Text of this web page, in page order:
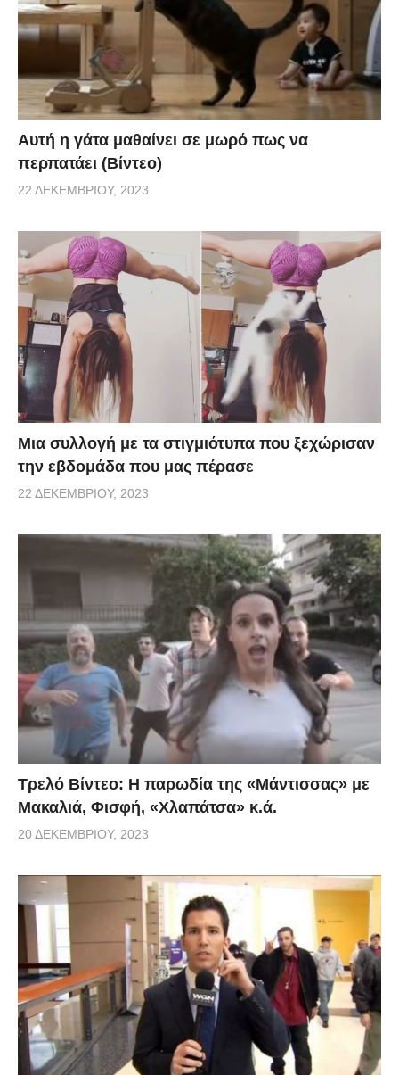
Αυτή η γάτα μαθαίνει σε μωρό πως να
περπατάει (Βίντεο)
22 ΔΕΚΕΜΒΡΊΟΥ, 2023
Μια συλλογή με τα στιγμιότυπα που ξεχώρισαν
την εβδομάδα που μας πέρασε
22 ΔΕΚΕΜΒΡΊΟΥ, 2023
Τρελό Βίντεο: H παρωδία της «Μάντισσας» με
Μακαλιά, Φισφή, «Χλαπάτσα» κ.ά.
20 ΔΕΚΕΜΒΡΊΟΥ, 2023